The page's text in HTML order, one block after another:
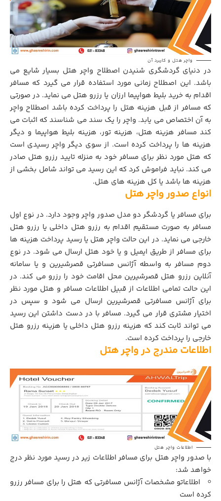
واچر هتل و کاربرد آن
در دنیای گردشگری شنیدن اصطلاح واچر هتل بسیار شایع می
باشد. این اصطلاح زمانی مورد استفاده قرار می گیرد که مسافر
اقدام به خرید بلیط هواپیما ارزان یا رزرو هتل می نماید. در صورتی
که مسافر از قبل هزینه هتل را پرداخت کرده باشد اصطلاح واچر
به آن اختصاص می یابد. واچر را یک سند می شناسند که اثبات می
کند مسافر هزینه هتل، هزینه تور، هزینه بلیط هواپیما و دیگر
هزینه ها را پرداخت کرده است. از سوی دیگر واچر رسیدی است
که هتل مورد نظر برای مسافر خود به منزله تایید رزرو هتل صادر
می کند. نباید فراموش کرد که این رسید می تواند شامل بخشی از
هزینه ها باشد یا کل هزینه های هتل.
انواع صدور واچر هتل
برای مسافر یا گردشگر دو مدل صدور واچر وجود دارد. در نوع اول
مسافر به صورت مستقیم اقدام به رزرو هتل داخلی یا رزرو هتل
خارجی می نماید. در این حالت واچر هتل یا رسید پرداخت هزینه ها
برای مسافر از طریق ایمیل و یا خود هتل ارسال می شود. در نوع
دوم مسافر به واسطه آژانس مسافرتی قصرشیرین و یا سامانه
آنلاین رزرو هتل قصرشیرین محل اقامت خود را رزرو می کند. در
این حالت تمامی اطلاعات از قبیل اطلاعات مسافر و هتل مورد نظر
برای آژانس مسافرتی قصرشیرین ارسال می شود و سپس در
اختیار مشتری قرار می گیرد. مسافر با در دست داشتن این رسید
می تواند ثابت کند که هزینه رزرو هتل داخلی یا هزینه رزرو هتل
خارجی را پرداخت کرده است.
اطلاعات مندرج در واچر هتل
اطلاعات واچر هتل
با صدور واچر هتل برای مسافر اطلاعات زیر در رسید مورد نظر درج
خواهد شد:
اطلاعاتو مشخصات آژانس مسافرتی که هتل را برای مسافر رزرو
کرده است